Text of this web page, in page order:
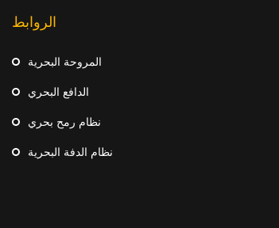
الروابط
المروحة البحرية
الدافع البحري
نظام رمح بحري
نظام الدفة البحرية